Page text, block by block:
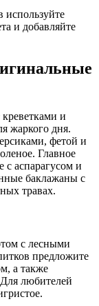
используйте
и добавляйте
и
жаркого дня.
фетой и
Главное
с аспарагусом и
баклажаны с
травах.
с лесными
предложите
а также
любителей